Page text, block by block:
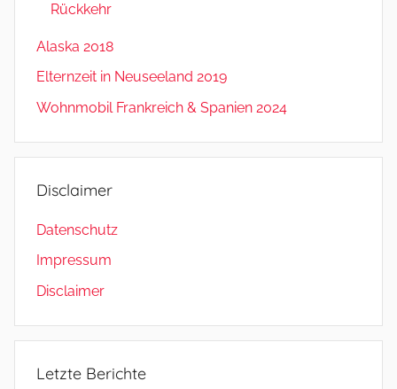
Rückkehr
Alaska 2018
Elternzeit in Neuseeland 2019
Wohnmobil Frankreich & Spanien 2024
Disclaimer
Datenschutz
Impressum
Disclaimer
Letzte Berichte